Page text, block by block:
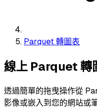
Parquet 轉圖表
線上 Parquet 轉
透過簡單的拖曳操作從
影像或嵌入到您的網站或